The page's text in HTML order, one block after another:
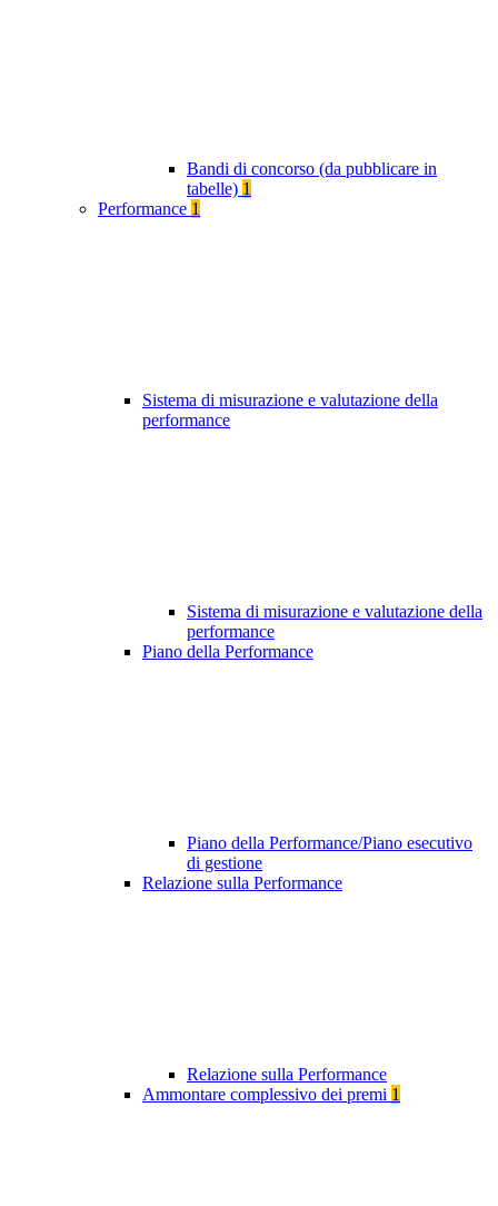
Bandi di concorso (da pubblicare in
tabelle) 1
Performance 1
Sistema di misurazione e valutazione della
performance
Sistema di misurazione e valutazione della
performance
Piano della Performance
Piano della Performance/Piano esecutivo
di gestione
Relazione sulla Performance
Relazione sulla Performance
Ammontare complessivo dei premi 1